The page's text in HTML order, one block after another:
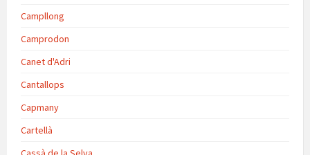
Campllong
Camprodon
Canet d'Adri
Cantallops
Capmany
Cartellà